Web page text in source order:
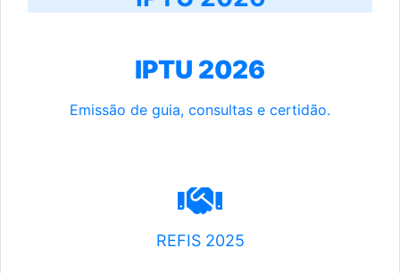
IPTU 2026
Emissão de guia, consultas e certidão.
REFIS 2025